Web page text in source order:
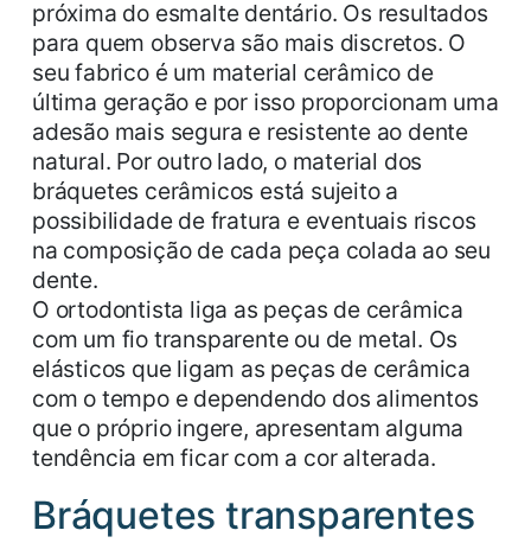
próxima do esmalte dentário. Os resultados
para quem observa são mais discretos. O
seu fabrico é um material cerâmico de
última geração e por isso proporcionam uma
adesão mais segura e resistente ao dente
natural. Por outro lado, o material dos
bráquetes cerâmicos está sujeito a
possibilidade de fratura e eventuais riscos
na composição de cada peça colada ao seu
dente.
O ortodontista liga as peças de cerâmica
com um fio transparente ou de metal. Os
elásticos que ligam as peças de cerâmica
com o tempo e dependendo dos alimentos
que o próprio ingere, apresentam alguma
tendência em ficar com a cor alterada.
Bráquetes transparentes